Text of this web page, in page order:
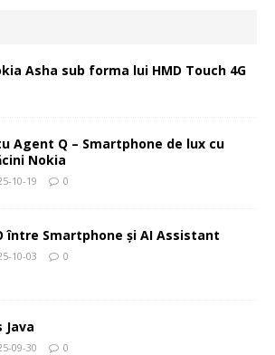
Asha sub forma lui HMD Touch 4G
Agent Q – Smartphone de lux cu
Nokia
10-19 0
între Smartphone și AI Assistant
10-03 0
Java
09-30 0